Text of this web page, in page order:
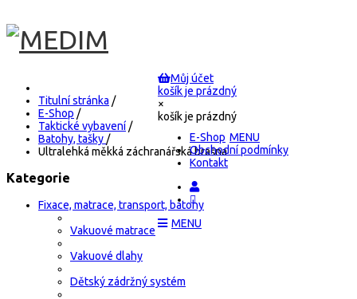
Můj účet
košík je prázdný
×
košík je prázdný
E-Shop
Obchodní podmínky
Kontakt
Titulní stránka /
E-Shop /
Taktické vybavení /
Batohy, tašky /
Ultralehká měkká záchranářská brašna
Kategorie
Fixace, matrace, transport, batohy
Vakuové matrace
Vakuové dlahy
Dětský zádržný systém